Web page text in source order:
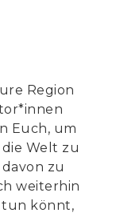
Region
Euch, um
Welt zu
zu
weiterhin
tun könnt,